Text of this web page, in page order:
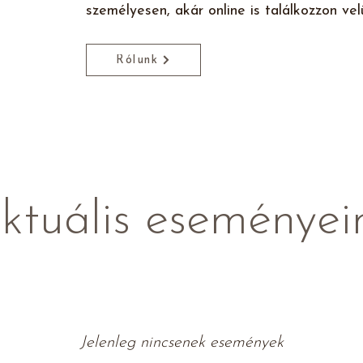
személyesen, akár online is találkozzon
Rólunk
Jelenleg nincsenek események